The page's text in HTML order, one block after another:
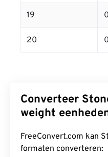
19
20
Converteer
weight
FreeConvert.com kan
formaten converteren: